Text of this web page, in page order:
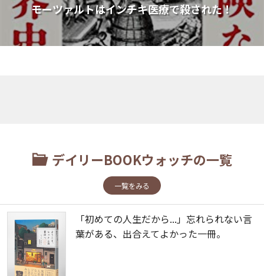
モーツァルトはインチキ医療で殺された！
デイリーBOOKウォッチの一覧
一覧をみる
「初めての人生だから...」忘れられない言
葉がある、出合えてよかった一冊。